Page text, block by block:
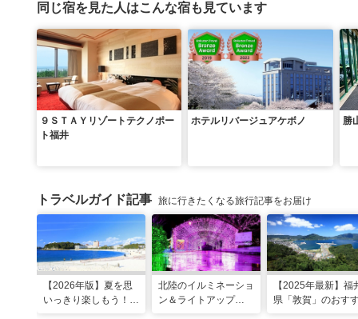
同じ宿を見た人はこんな宿も見ています
９ＳＴＡＹリゾートテクノポー
ト福井
ホテルリバージュアケボノ 勝
トラベルガイド記事 旅に行きたくなる旅行記事をお届け
【2026年版】夏を思
いっきり楽しもう！関
北陸のイルミネーショ
ン＆ライトアップ
【2025年最新】福
県「敦賀」のおす